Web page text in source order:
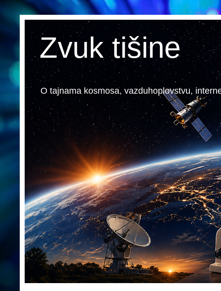
Zvuk tišine
O tajnama kosmosa, vazduhoplovstvu,